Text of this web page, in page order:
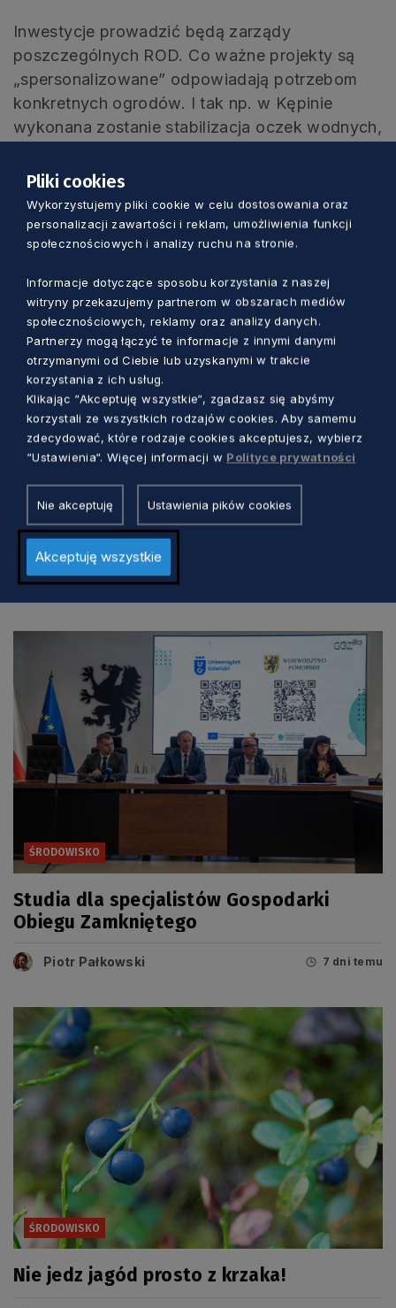
Inwestycje prowadzić będą zarządy
poszczególnych ROD. Co ważne projekty są
„spersonalizowane” odpowiadają potrzebom
konkretnych ogrodów. I tak np. w Kępinie
wykonana zostanie stabilizacja oczek wodnych,
ROD „nasz Ogród” będzie miał utwardzone
ciągi piesze. Modernizacja działkowych alejek
to zadanie, jakie będzie realizowane w Gdyni.
Ważne jest również bezpieczeństwo
modernizacja monitoringu oraz oświetlenia
(Starogard Gdański oraz Ustka) i sieci
energetycznej (Olszanka). W nadmorskim
Władysławowie (ROD im. Gen. Józefa Hallera)
wybudowany zostanie plac zabaw, a w ROD im.
W. Witosa w Tczewie powstanie budynek
łączący funkcję administracyjną oraz
integracyjną.
Zobacz również
ŚRODOWISKO
Studia dla specjalistów Gospodarki
Obiegu Zamkniętego
Piotr Pałkowski 7 dni temu
ŚRODOWISKO
Nie jedz jagód prosto z krzaka!
Pliki cookies
Wykorzystujemy pliki cookie w celu dostosowania oraz
personalizacji zawartości i reklam, umożliwienia funkcji
społecznościowych i analizy ruchu na stronie.
Informacje dotyczące sposobu korzystania z naszej
witryny przekazujemy partnerom w obszarach mediów
społecznościowych, reklamy oraz analizy danych.
Partnerzy mogą łączyć te informacje z innymi danymi
otrzymanymi od Ciebie lub uzyskanymi w trakcie
korzystania z ich usług.
Klikając “Akceptuję wszystkie“, zgadzasz się abyśmy
korzystali ze wszystkich rodzajów cookies. Aby samemu
zdecydować, które rodzaje cookies akceptujesz, wybierz
“Ustawienia“. Więcej informacji w Polityce prywatności
Nie akceptuję Ustawienia pików cookies
Akceptuję wszystkie